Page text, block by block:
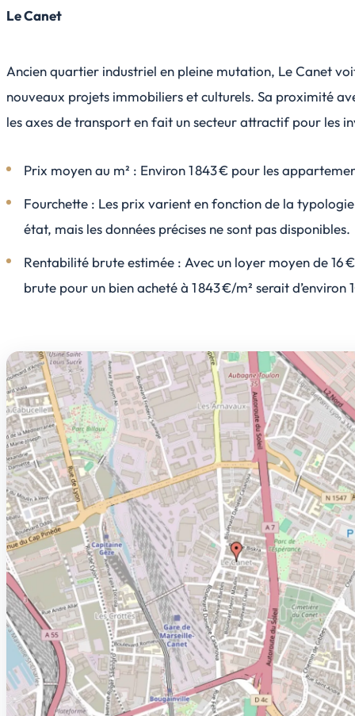
Le Canet
Ancien quartier industriel en pleine mutation, Le Canet
nouveaux projets immobiliers et culturels. Sa proximité
les axes de transport en fait un secteur attractif pour les
Prix moyen au m² : Environ 1 843 € pour les
Fourchette : Les prix varient en fonction de la
état, mais les données précises ne sont pas disponibles.
Rentabilité brute estimée : Avec un loyer moyen de 16
brute pour un bien acheté à 1 843 €/m² serait d’environ